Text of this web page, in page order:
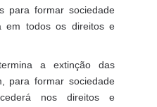
para formar sociedade
em todos os direitos e
a extinção das
para formar sociedade
nos direitos e